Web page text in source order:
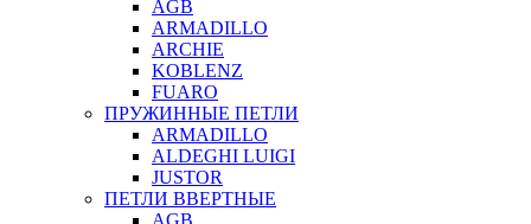
AGB
ARMADILLO
ARCHIE
KOBLENZ
FUARO
ПРУЖИННЫЕ ПЕТЛИ
ARMADILLO
ALDEGHI LUIGI
JUSTOR
ПЕТЛИ ВВЕРТНЫЕ
AGB